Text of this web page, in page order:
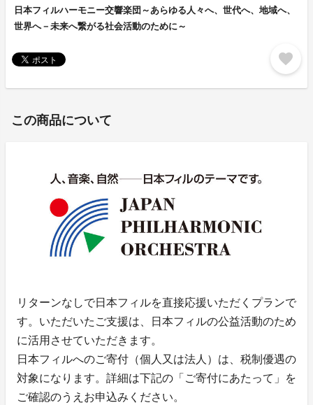
日本フィルハーモニー交響楽団～あらゆる人々へ、世代へ、地域へ、
世界へ－未来へ繋がる社会活動のために～
favorite
この商品について
リターンなしで日本フィルを直接応援いただくプランで
す。いただいたご支援は、日本フィルの公益活動のため
に活用させていただきます。
日本フィルへのご寄付（個人又は法人）は、税制優遇の
対象になります。詳細は下記の「ご寄付にあたって」を
ご確認のうえお申込みください。